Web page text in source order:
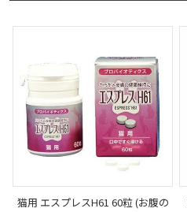
猫用 エスプレスH61 60粒 (お腹の